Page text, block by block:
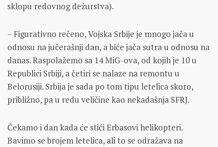
sklopu redovnog dežurstva).
– Figurativno rečeno, Vojska Srbije je mnogo jača u
odnosu na jučerašnji dan, a biće jača sutra u odnosu na
danas. Raspolažemo sa 14 MiG-ova, od kojih je 10 u
Republici Srbiji, a četiri se nalaze na remontu u
Belorusiji. Srbija je sada po tom tipu letelica skoro,
približno, pa u redu veličine kao nekadašnja SFRJ.
Čekamo i dan kada će stići Erbasovi helikopteri.
Bavimo se brojem letelica, ali to se odražava na